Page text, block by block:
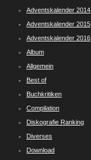
Adventskalender 2014
Adventskalender 2015
Adventskalender 2016
Album
Allgemein
Best of
Buchkritiken
Compilation
Diskografie Ranking
Diverses
Download